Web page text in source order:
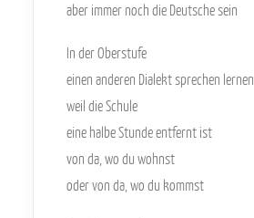
aber immer noch die Deutsche sein
In der Oberstufe
einen anderen Dialekt sprechen lernen
weil die Schule
eine halbe Stunde entfernt ist
von da, wo du wohnst
oder von da, wo du kommst